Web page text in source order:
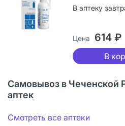
В аптеку
Цена 614 ₽
В
Самовывоз в Чеченской
аптек
Смотреть все аптеки